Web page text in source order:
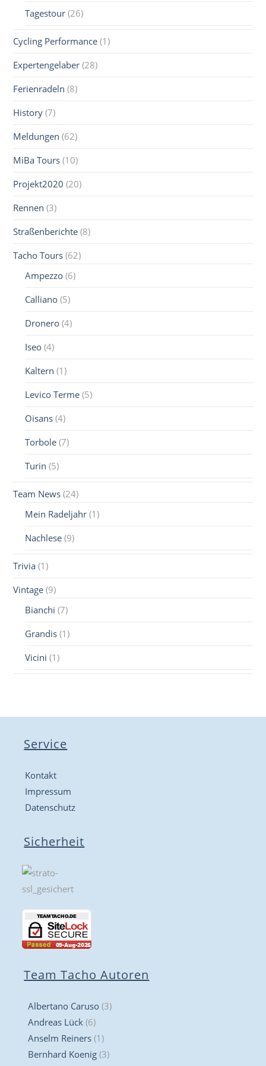
Tagestour (26)
Cycling Performance (1)
Expertengelaber (28)
Ferienradeln (8)
History (7)
Meldungen (62)
MiBa Tours (10)
Projekt2020 (20)
Rennen (3)
Straßenberichte (8)
Tacho Tours (62)
Ampezzo (6)
Calliano (5)
Dronero (4)
Iseo (4)
Kaltern (1)
Levico Terme (5)
Oisans (4)
Torbole (7)
Turin (5)
Team News (24)
Mein Radeljahr (1)
Nachlese (9)
Trivia (1)
Vintage (9)
Bianchi (7)
Grandis (1)
Vicini (1)
Service
Kontakt
Impressum
Datenschutz
Sicherheit
Team Tacho Autoren
Albertano Caruso (3)
Andreas Lück (6)
Anselm Reiners (1)
Bernhard Koenig (3)